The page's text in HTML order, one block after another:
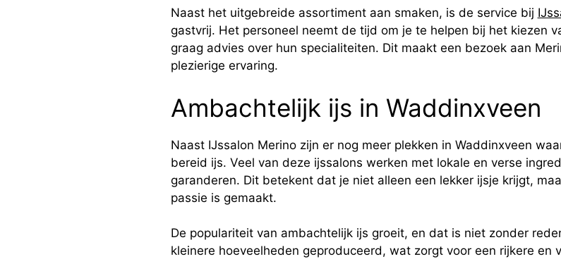
Naast het uitgebreide assortiment aan smaken, is de service bij
gastvrij. Het personeel neemt de tijd om je te helpen bij het kiezen
graag advies over hun specialiteiten. Dit maakt een bezoek aan
plezierige ervaring.
Ambachtelijk ijs in Waddinxveen
Naast IJssalon Merino zijn er nog meer plekken in Waddinxveen
bereid ijs. Veel van deze ijssalons werken met lokale en verse
garanderen. Dit betekent dat je niet alleen een lekker ijsje krijgt,
passie is gemaakt.
De populariteit van ambachtelijk ijs groeit, en dat is niet zonder
kleinere hoeveelheden geproduceerd, wat zorgt voor een rijkere en